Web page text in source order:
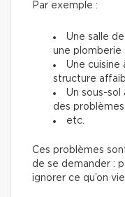
Par exemple :
Une salle
une plomberie
Une cuisine
structure
Un sous-sol
des
etc.
Ces problèmes
de se demander :
ignorer ce qu’on